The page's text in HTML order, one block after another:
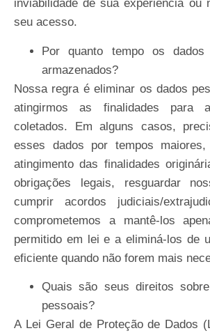
inviabilidade de sua experiência ou
seu acesso.
Por quanto tempo os dados
armazenados?
Nossa regra é eliminar os dados
atingirmos as finalidades para
coletados. Em alguns casos,
esses dados por tempos
atingimento das finalidades
obrigações legais, resguardar
cumprir acordos judiciais/
comprometemos a mantê-los
permitido em lei e a eliminá-los de
eficiente quando não forem mais
Quais são seus direitos sobre
pessoais?
A Lei Geral de Proteção de Dados